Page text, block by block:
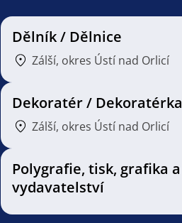
Dělník / Dělnice
Zálší, okres Ústí nad Orlicí
Dekoratér / Dekoratérka
Zálší, okres Ústí nad Orlicí
Polygrafie, tisk, grafika a
vydavatelství